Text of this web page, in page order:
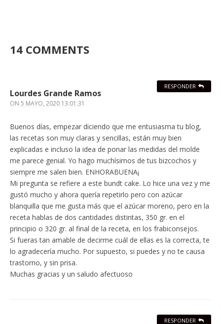
14 COMMENTS
Lourdes Grande Ramos
ON 5 MAYO, 2020 13:01:31
Buenos días, empezar diciendo que me entusiasma tu blog,
las recetas son muy claras y sencillas, están muy bien
explicadas e incluso la idea de ponar las medidas del molde
me parece genial. Yo hago muchísimos de tus bizcochos y
siempre me salen bien. ENHORABUENA¡
Mi pregunta se refiere a este bundt cake. Lo hice una vez y me
gustó mucho y ahora quería repetirlo pero con azúcar
blanquilla que me gusta más que el azúcar moreno, pero en la
receta hablas de dos cantidades distintas, 350 gr. en el
principio o 320 gr. al final de la receta, en los frabiconsejos.
Si fueras tan amable de decirme cuál de ellas es la correcta, te
lo agradecería mucho. Por supuesto, si puedes y no te causa
trastorno, y sin prisa.
Muchas gracias y un saludo afectuoso
RESPONDER
RESPONDER